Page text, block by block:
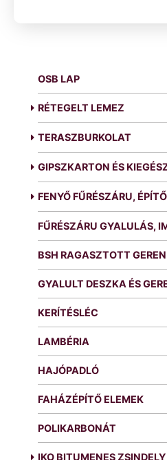
OSB LAP
RÉTEGELT LEMEZ
TERASZBURKOLAT
GIPSZKARTON ÉS
FENYŐ FŰRÉSZÁRU,
FŰRÉSZÁRU GYALULÁS,
BSH RAGASZTOTT
GYALULT DESZKA ÉS
KERÍTÉSLÉC
LAMBÉRIA
HAJÓPADLÓ
FAHÁZÉPÍTŐ ELEMEK
POLIKARBONÁT
IKO BITUMENES ZSINDELY